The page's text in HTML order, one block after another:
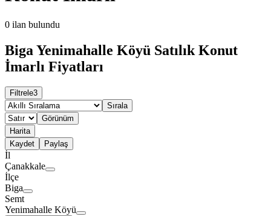
0 ilan bulundu
Biga Yenimahalle Köyü Satılık Konut
İmarlı Fiyatları
Filtrele3
Sırala
Görünüm
Harita
Kaydet
Paylaş
İl
Çanakkale
İlçe
Biga
Semt
Yenimahalle Köyü